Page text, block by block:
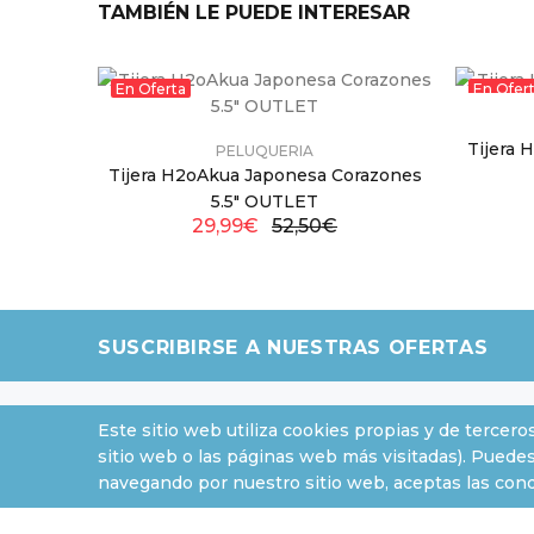
Este sitio web utiliza cookies propias y de
sitio web o las páginas web más visitadas).
navegando por nuestro sitio web, aceptas las
TAMBIÉN LE PUEDE INTERESAR
En Oferta
PELUQUERIA
Tijera H2oAkua Japonesa Corazones
5.5" OUTLET
29,99€ 52,50€
En
Tijera
SUSCRIBIRSE A NUESTRAS OFERTAS
INFORMACIÓN
Sobre nosotros
Contacto